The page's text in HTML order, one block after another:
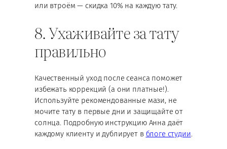
или втроём — скидка 10% на каждую тату.
8. Ухаживайте за тату
правильно
Качественный уход после сеанса поможет
избежать коррекций (а они платные!).
Используйте рекомендованные мази, не
мочите тату в первые дни и защищайте от
солнца. Подробную инструкцию Анна даёт
каждому клиенту и дублирует в блоге студии.